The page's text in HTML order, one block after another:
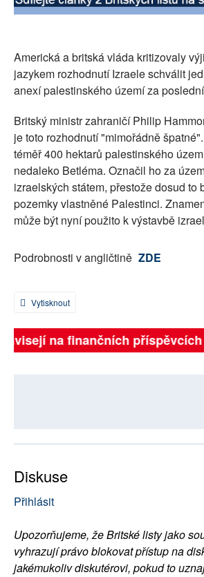
SOCIÁLNÍ SÍTĚ
PLNÁ VERZE STRÁNEK
Americká a britská vláda kritizovaly
jazykem rozhodnutí Izraele schválit
anexí palestinského území za
Britský ministr zahraničí Philip
je toto rozhodnutí "mimořádně
téměř 400 hektarů palestinského
nedaleko Betléma. Označil ho za
izraelských státem, přestože dosud to
pozemky vlastněné Palestinci.
může být nyní použito k výstavbě
Podrobnosti v angličtině ZDE
Vytisknout
na finančních
Diskuse
Přihlásit
Upozorňujeme, že Britské listy jako
vyhrazují právo blokovat přístup na
jakémukoliv diskutérovi, pokud to